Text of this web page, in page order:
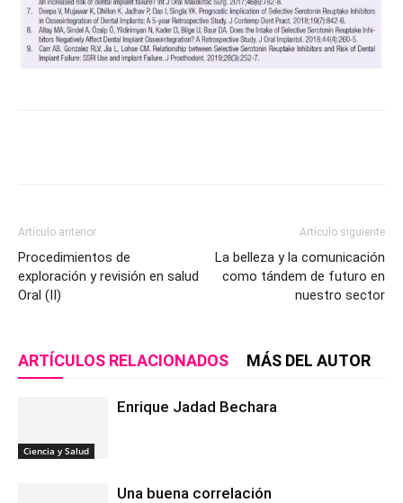
Artículo anterior
Procedimientos de
exploración y revisión en salud
Oral (II)
Artículo siguiente
La belleza y la comunicación
como tándem de futuro en
nuestro sector
ARTÍCULOS RELACIONADOS MÁS DEL AUTOR
Ciencia y Salud
Enrique Jadad Bechara
Una buena correlación